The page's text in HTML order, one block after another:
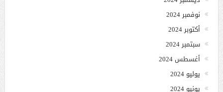
نوفمبر 2024
أكتوبر 2024
سبتمبر 2024
أغسطس 2024
يوليو 2024
يونيو 2024